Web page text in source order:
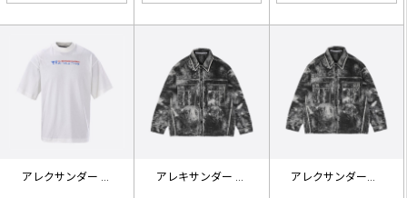
アレクサンダー ワン フェード ロゴ… アレキサンダー ワン トロンプ ルイ… アレクサンダーワン ダメージ加工を施…